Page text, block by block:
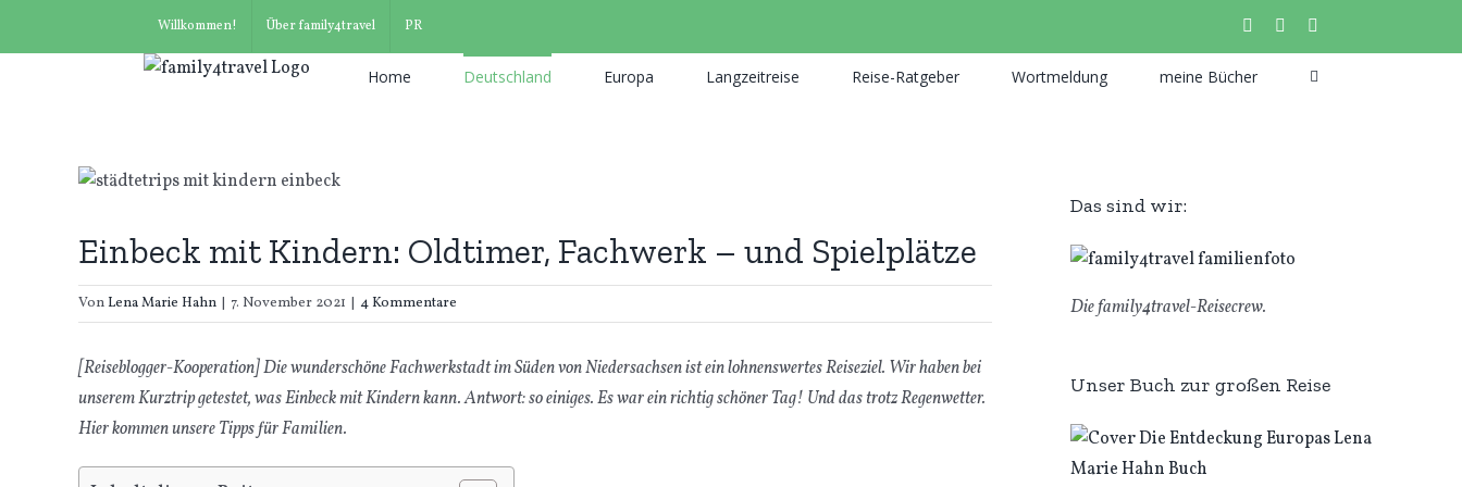
Willkommen! Über family4travel PR instagramfacebook
Home Deutschland Europa Langzeitreise Reise-Ratgeber Wortmeldung meine Bücher
Einbeck mit Kindern: Oldtimer, Fachwerk – und Spielplätze
VonLena Marie Hahn | 7. November 2021 | 4 Kommentare
[Reiseblogger-Kooperation] Die wunderschöne Fachwerkstadt im Süden von Niedersachsen ist ein lohnenswertes Reiseziel. Wir haben bei
unserem Kurztrip getestet, was Einbeck mit Kindern kann. Antwort: so einiges. Es war ein richtig schöner Tag! Und das trotz Regenwetter.
Hier kommen unsere Tipps für Familien.
Das sind wir:
Die family4travel-Reisecrew.
Unser Buch zur großen Reise